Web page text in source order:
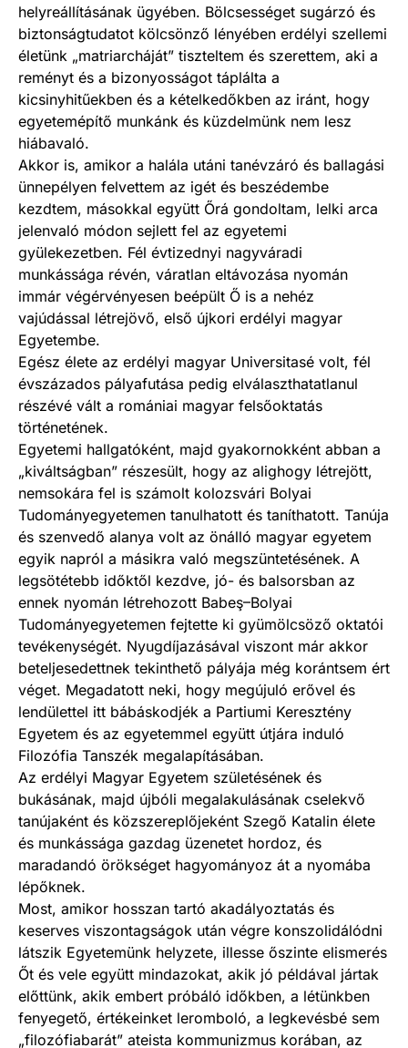
helyreállításának ügyében. Bölcsességet sugárzó és
biztonságtudatot kölcsönző lényében erdélyi szellemi
életünk „matriarcháját” tiszteltem és szerettem, aki a
reményt és a bizonyosságot táplálta a
kicsinyhitűekben és a kételkedőkben az iránt, hogy
egyetemépítő munkánk és küzdelmünk nem lesz
hiábavaló.
Akkor is, amikor a halála utáni tanévzáró és ballagási
ünnepélyen felvettem az igét és beszédembe
kezdtem, másokkal együtt Őrá gondoltam, lelki arca
jelenvaló módon sejlett fel az egyetemi
gyülekezetben. Fél évtizednyi nagyváradi
munkássága révén, váratlan eltávozása nyomán
immár végérvényesen beépült Ő is a nehéz
vajúdással létrejövő, első újkori erdélyi magyar
Egyetembe.
Egész élete az erdélyi magyar Universitasé volt, fél
évszázados pályafutása pedig elválaszthatatlanul
részévé vált a romániai magyar felsőoktatás
történetének.
Egyetemi hallgatóként, majd gyakornokként abban a
„kiváltságban” részesült, hogy az alighogy létrejött,
nemsokára fel is számolt kolozsvári Bolyai
Tudományegyetemen tanulhatott és taníthatott. Tanúja
és szenvedő alanya volt az önálló magyar egyetem
egyik napról a másikra való megszüntetésének. A
legsötétebb időktől kezdve, jó- és balsorsban az
ennek nyomán létrehozott Babeş–Bolyai
Tudományegyetemen fejtette ki gyümölcsöző oktatói
tevékenységét. Nyugdíjazásával viszont már akkor
beteljesedettnek tekinthető pályája még korántsem ért
véget. Megadatott neki, hogy megújuló erővel és
lendülettel itt bábáskodjék a Partiumi Keresztény
Egyetem és az egyetemmel együtt útjára induló
Filozófia Tanszék megalapításában.
Az erdélyi Magyar Egyetem születésének és
bukásának, majd újbóli megalakulásának cselekvő
tanújaként és közszereplőjeként Szegő Katalin élete
és munkássága gazdag üzenetet hordoz, és
maradandó örökséget hagyományoz át a nyomába
lépőknek.
Most, amikor hosszan tartó akadályoztatás és
keserves viszontagságok után végre konszolidálódni
látszik Egyetemünk helyzete, illesse őszinte elismerés
Őt és vele együtt mindazokat, akik jó példával jártak
előttünk, akik embert próbáló időkben, a létünkben
fenyegető, értékeinket leromboló, a legkevésbé sem
„filozófiabarát” ateista kommunizmus korában, az